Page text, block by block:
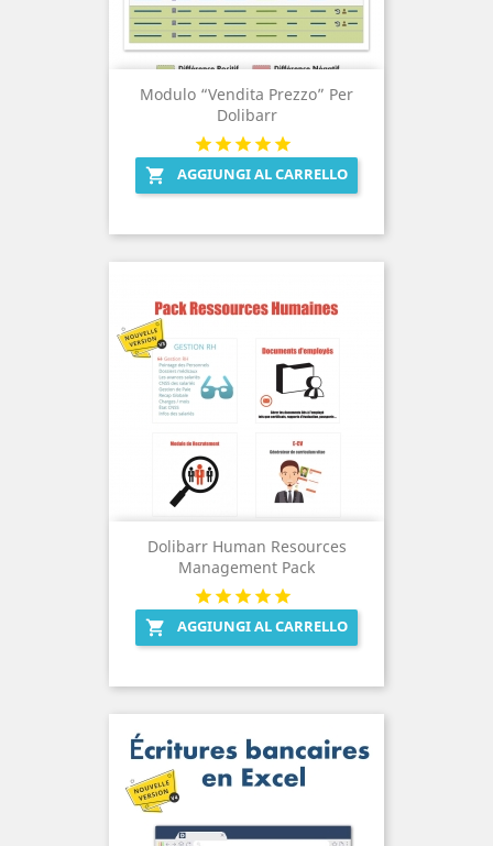
Modulo “Vendita Prezzo” Per
Dolibarr
 AGGIUNGI AL CARRELLO
Dolibarr Human Resources
Management Pack
 AGGIUNGI AL CARRELLO